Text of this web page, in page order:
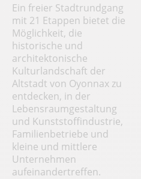
Ein freier Stadtrundgang
mit 21 Etappen bietet die
Möglichkeit, die
historische und
architektonische
Kulturlandschaft der
Altstadt von Oyonnax zu
entdecken, in der
Lebensraumgestaltung
und Kunststoffindustrie,
Familienbetriebe und
kleine und mittlere
Unternehmen
aufeinandertreffen.